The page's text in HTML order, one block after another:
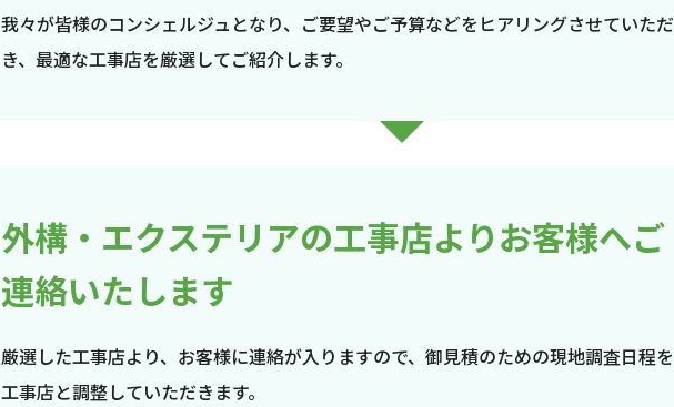
我々が皆様のコンシェルジュとなり、ご要望やご予算などをヒアリングさせていただ
き、最適な工事店を厳選してご紹介します。
外構・エクステリアの工事店よりお客様へご
連絡いたします
厳選した工事店より、お客様に連絡が入りますので、御見積のための現地調査日程を
工事店と調整していただきます。